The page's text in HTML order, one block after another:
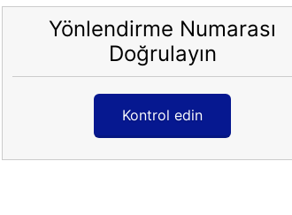
Yönlendirme Numarası
Doğrulayın
Kontrol edin